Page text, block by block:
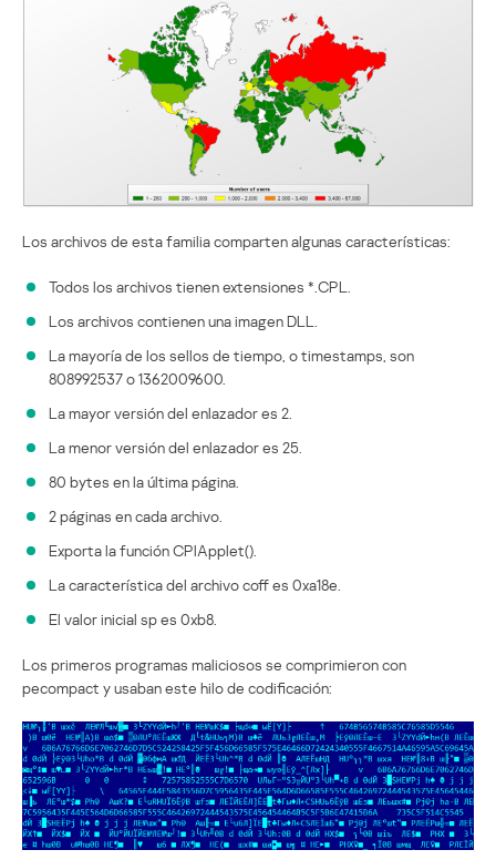
Los archivos de esta familia comparten algunas características:
Todos los archivos tienen extensiones *.CPL.
Los archivos contienen una imagen DLL.
La mayoría de los sellos de tiempo, o timestamps, son
808992537 o 1362009600.
La mayor versión del enlazador es 2.
La menor versión del enlazador es 25.
80 bytes en la última página.
2 páginas en cada archivo.
Exporta la función CPlApplet().
La característica del archivo coff es 0xa18e.
El valor inicial sp es 0xb8.
Los primeros programas maliciosos se comprimieron con
pecompact y usaban este hilo de codificación: